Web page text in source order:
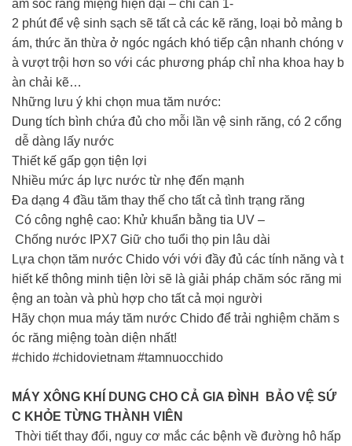
ăm sóc răng miệng hiện đại – chỉ cần 1-
2 phút để vệ sinh sạch sẽ tất cả các kẽ răng, loại bỏ mảng b
ám, thức ăn thừa ở ngóc ngách khó tiếp cận nhanh chóng v
à vượt trội hơn so với các phương pháp chỉ nha khoa hay b
àn chải kẽ…
Những lưu ý khi chọn mua tăm nước:
Dung tích bình chứa đủ cho mỗi lần vệ sinh răng, có 2 cổng
dễ dàng lấy nước
Thiết kế gấp gọn tiện lợi
Nhiều mức áp lực nước từ nhẹ đến mạnh
Đa dạng 4 đầu tăm thay thế cho tất cả tình trạng răng
Có công nghệ cao: Khử khuẩn bằng tia UV –
Chống nước IPX7 Giữ cho tuổi thọ pin lâu dài
Lựa chọn tăm nước Chido với với đầy đủ các tính năng và t
hiết kế thông minh tiện lời sẽ là giải pháp chăm sóc răng mi
ệng an toàn và phù hợp cho tất cả mọi người
Hãy chọn mua máy tăm nước Chido để trải nghiệm chăm s
óc răng miệng toàn diện nhất!
#chido #chidovietnam #tamnuocchido
MÁY XÔNG KHÍ DUNG CHO CẢ GIA ĐÌNH BẢO VỆ SỨ
C KHỎE TỪNG THÀNH VIÊN
Thời tiết thay đổi, nguy cơ mắc các bệnh về đường hô hấp